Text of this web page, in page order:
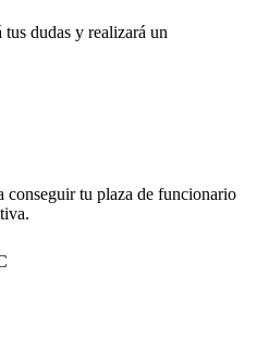
dudas y realizará un
conseguir tu plaza de funcionario